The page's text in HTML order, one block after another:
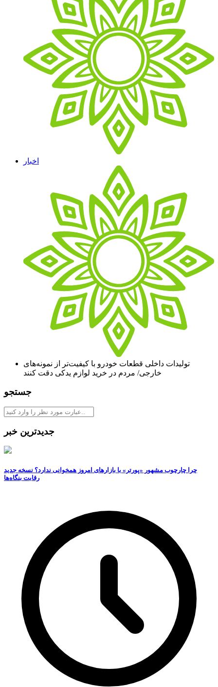
اخبار
تولیدات داخلی قطعات خودرو با کیفیت‌تر از نمونه‌های
خارجی/ مردم در خرید لوازم یدکی دقت کنند
جستجو
جدیدترین خبر
چرا چارچوب مشهور «پورتر» با بازارهای امروز همخوانی ندارد؟ نسخه جدید
رقابت‌ بنگاه‌ها